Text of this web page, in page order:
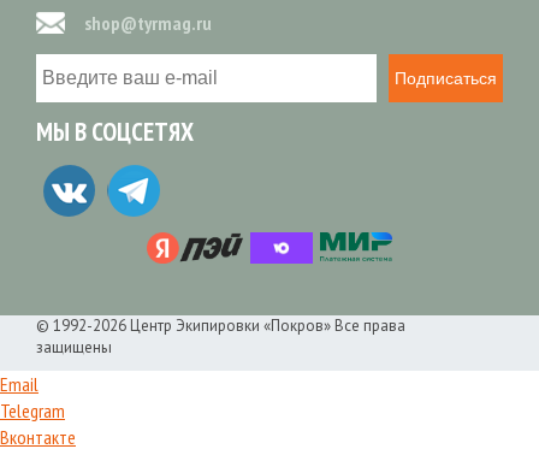
shop@tyrmag.ru
Подписаться
МЫ В СОЦСЕТЯХ
© 1992-2026 Центр Экипировки «Покров» Все права
защищены
Email
Telegram
Вконтакте